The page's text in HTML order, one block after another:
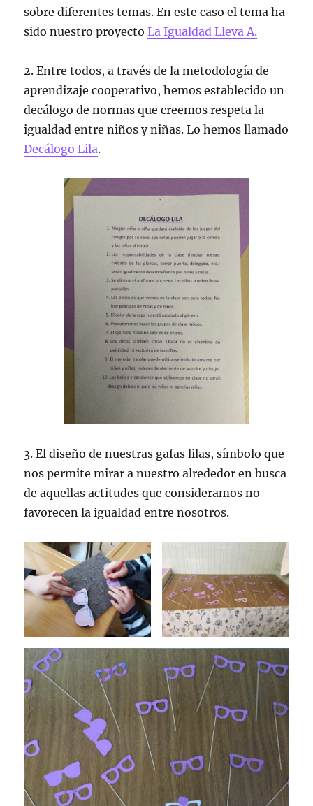
sobre diferentes temas. En este caso el tema ha
sido nuestro proyectoLa Igualdad Lleva A.
2. Entre todos, a través de la metodología de
aprendizaje cooperativo, hemos establecido un
decálogo de normas que creemos respeta la
igualdad entre niños y niñas. Lo hemos llamado
Decálogo Lila.
3. El diseño de nuestras gafas lilas, símbolo que
nos permite mirar a nuestro alrededor en busca
de aquellas actitudes que consideramos no
favorecen la igualdad entre nosotros.